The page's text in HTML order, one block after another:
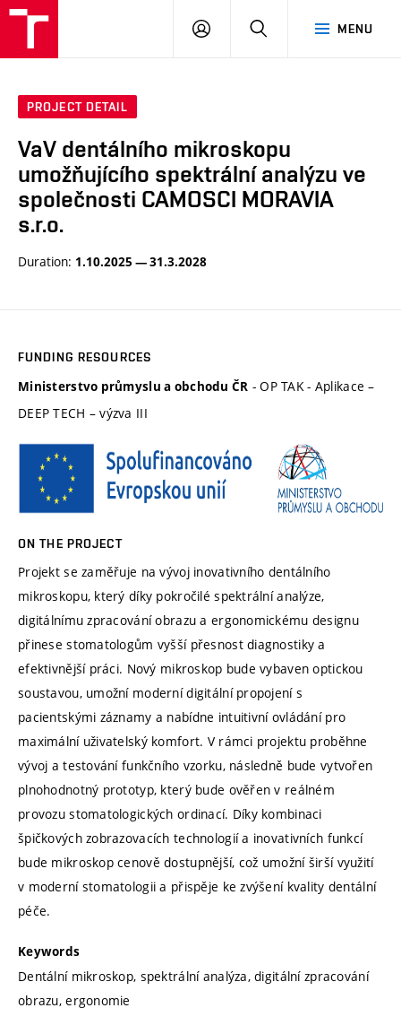
MENU
LOG
SEARCH
PROJECT DETAIL
VaV dentálního mikroskopu
umožňujícího spektrální analýzu ve
společnosti CAMOSCI MORAVIA
s.r.o.
Duration: 1.10.2025 — 31.3.2028
FUNDING RESOURCES
Ministerstvo průmyslu a obchodu ČR - OP TAK - Aplikace –
DEEP TECH – výzva III
ON THE PROJECT
Projekt se zaměřuje na vývoj inovativního dentálního
mikroskopu, který díky pokročilé spektrální analýze,
digitálnímu zpracování obrazu a ergonomickému designu
přinese stomatologům vyšší přesnost diagnostiky a
efektivnější práci. Nový mikroskop bude vybaven optickou
soustavou, umožní moderní digitální propojení s
pacientskými záznamy a nabídne intuitivní ovládání pro
maximální uživatelský komfort. V rámci projektu proběhne
vývoj a testování funkčního vzorku, následně bude vytvořen
plnohodnotný prototyp, který bude ověřen v reálném
provozu stomatologických ordinací. Díky kombinaci
špičkových zobrazovacích technologií a inovativních funkcí
bude mikroskop cenově dostupnější, což umožní širší využití
v moderní stomatologii a přispěje ke zvýšení kvality dentální
péče.
Keywords
Dentální mikroskop, spektrální analýza, digitální zpracování
obrazu, ergonomie